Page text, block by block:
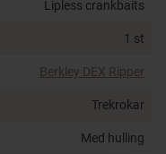
Lipless crankbaits
1 st
Berkley DEX Ripper
Trekrokar
Med hulling